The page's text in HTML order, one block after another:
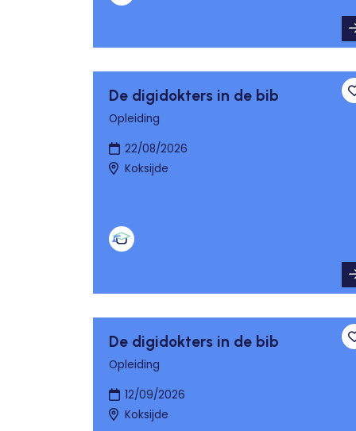
De digidokters in de bib
Opleiding
22/08/2026
Koksijde
De digidokters in de bib
Opleiding
12/09/2026
Koksijde